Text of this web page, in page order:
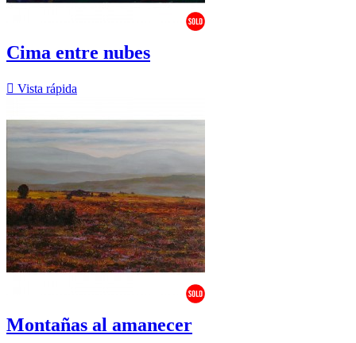
Cima entre nubes
 Vista rápida
Montañas al amanecer